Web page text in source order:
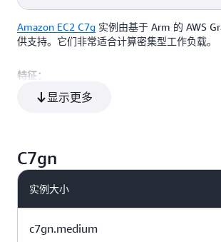
vCPU 内存 (GiB)
64
Amazon EC2 C7g 实例由基于 Arm 的 AWS
供支持。它们非常适合计算密集型工作负载。
特征：
增强型网络带宽比 C6g 实例高 20%
默认情况下已经过 EBS 优化
通过物理连接到主机服务器的 EBS 或
借助 C7gd 实例，基于 NVMe 的本地 SSD
连接到主机服务器，并提供与此实例的生
显示更多
C7gn
实例大小
c7gn.medium